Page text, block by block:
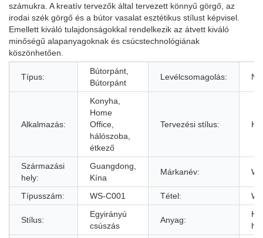
számukra. A kreatív tervezők által tervezett könnyű görgő, az
irodai szék görgő és a bútor vasalat esztétikus stílust képvisel.
Emellett kiváló tulajdonságokkal rendelkezik az átvett kiváló
minőségű alapanyagoknak és csúcstechnológiának
köszönhetően.
Típus:
Bútorpánt,
Bútorpánt
Levélcsomagolás: N
Alkalmazás:
Konyha,
Home
Office,
hálószoba,
étkező
Tervezési stílus:
Származási
hely:
Guangdong,
Kína
Márkanév:
Típusszám: WS-C001 Tétel:
Stílus:
Egyirányú
csúszás
Anyag: